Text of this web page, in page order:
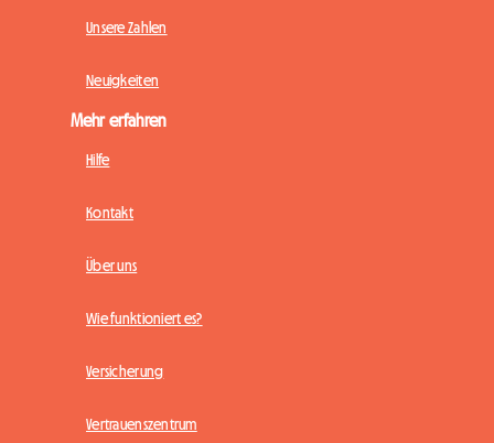
Unsere Zahlen
Neuigkeiten
Mehr erfahren
Hilfe
Kontakt
Über uns
Wie funktioniert es?
Versicherung
Vertrauenszentrum